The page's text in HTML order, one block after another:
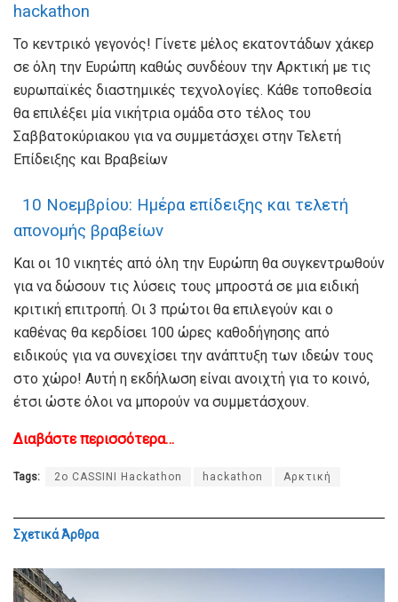
hackathon
Το κεντρικό γεγονός! Γίνετε μέλος εκατοντάδων χάκερ
σε όλη την Ευρώπη καθώς συνδέουν την Αρκτική με τις
ευρωπαϊκές διαστημικές τεχνολογίες. Κάθε τοποθεσία
θα επιλέξει μία νικήτρια ομάδα στο τέλος του
Σαββατοκύριακου για να συμμετάσχει στην Τελετή
Επίδειξης και Βραβείων
10 Νοεμβρίου: Ημέρα επίδειξης και τελετή
απονομής βραβείων
Και οι 10 νικητές από όλη την Ευρώπη θα συγκεντρωθούν
για να δώσουν τις λύσεις τους μπροστά σε μια ειδική
κριτική επιτροπή. Οι 3 πρώτοι θα επιλεγούν και ο
καθένας θα κερδίσει 100 ώρες καθοδήγησης από
ειδικούς για να συνεχίσει την ανάπτυξη των ιδεών τους
στο χώρο! Αυτή η εκδήλωση είναι ανοιχτή για το κοινό,
έτσι ώστε όλοι να μπορούν να συμμετάσχουν.
Διαβάστε περισσότερα…
Tags: 2ο CASSINI Hackathon hackathon Αρκτική
ΣχετικάΆρθρα